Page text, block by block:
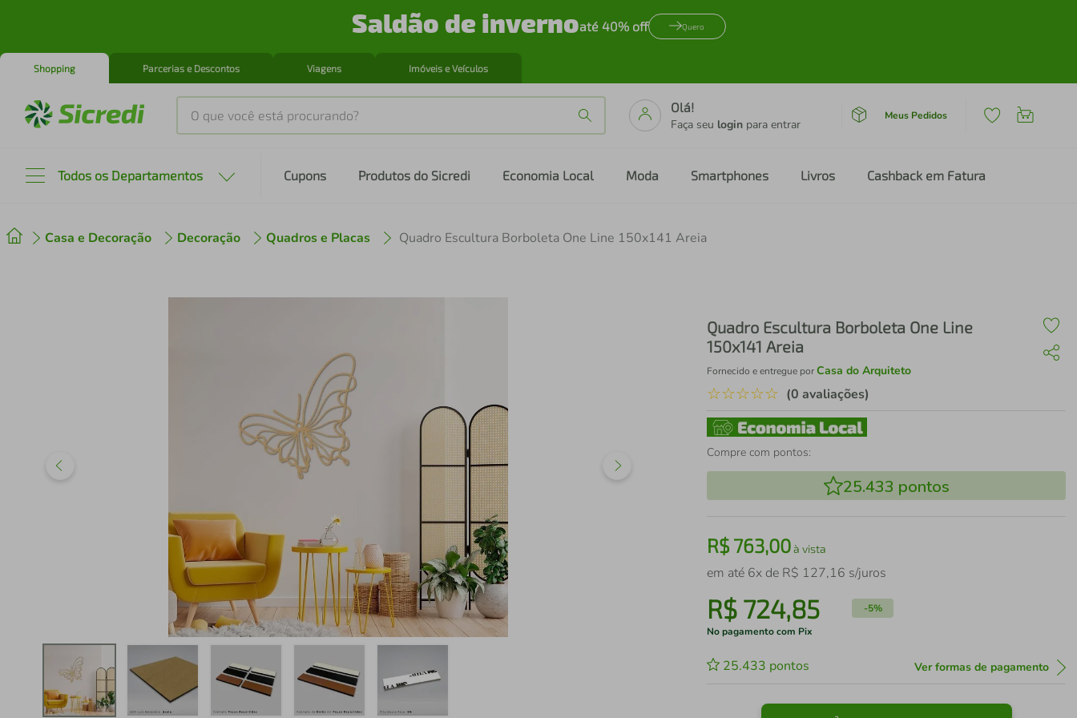
Saldão de invernoaté 40% off Quero
Shopping Parcerias e Descontos Viagens Imóveis e Veículos
O que você está procurando?
Olá!
Faça seu login para entrar
Meus Pedidos
Todos os Departamentos Cupons Produtos do Sicredi Economia Local Moda Smartphones Livros Cashback em Fatura
Casa e Decoração Decoração Quadros e Placas Quadro Escultura Borboleta One Line 150x141 Areia
Quadro Escultura Borboleta One Line
150x141 Areia
Fornecido e entregue porCasa do Arquiteto
☆☆☆☆☆ (0 avaliações)
Compre com pontos:
25.433 pontos
R$763,00à vista
em até 6x de R$ 127,16 s/juros
R$ 724,85 -5%
No pagamento com Pix
25.433 pontos Ver formas de pagamento
º cafeteira